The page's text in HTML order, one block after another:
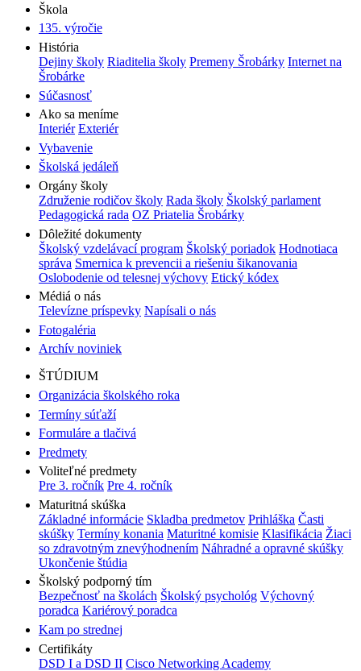
Škola
135. výročie
História
Dejiny školy Riaditelia školy Premeny Šrobárky Internet na
Šrobárke
Súčasnosť
Ako sa meníme
Interiér Exteriér
Vybavenie
Školská jedáleň
Orgány školy
Združenie rodičov školy Rada školy Školský parlament
Pedagogická rada OZ Priatelia Šrobárky
Dôležité dokumenty
Školský vzdelávací program Školský poriadok Hodnotiaca
správa Smernica k prevencii a riešeniu šikanovania
Oslobodenie od telesnej výchovy Etický kódex
Médiá o nás
Televízne príspevky Napísali o nás
Fotogaléria
Archív noviniek
ŠTÚDIUM
Organizácia školského roka
Termíny súťaží
Formuláre a tlačivá
Predmety
Voliteľné predmety
Pre 3. ročník Pre 4. ročník
Maturitná skúška
Základné informácie Skladba predmetov Prihláška Časti
skúšky Termíny konania Maturitné komisie Klasifikácia Žiaci
so zdravotným znevýhodnením Náhradné a opravné skúšky
Ukončenie štúdia
Školský podporný tím
Bezpečnosť na školách Školský psychológ Výchovný
poradca Kariérový poradca
Kam po strednej
Certifikáty
DSD I a DSD II Cisco Networking Academy